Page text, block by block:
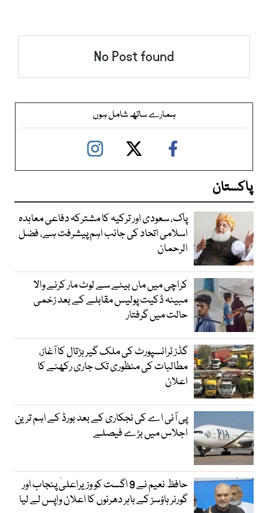
No Post found
ہمارے ساتھ شامل ہوں
پاکستان
پاک، سعودی اور ترکیہ کا مشترکہ دفاعی معاہدہ
اسلامی اتحاد کی جانب اہم پیشرفت ہے، فضل
الرحمان
کراچی میں ماں بیٹے سے لوٹ مار کرنے والا
مبینہ ڈکیت پولیس مقابلے کے بعد زخمی
حالت میں گرفتار
گڈز ٹرانسپورٹ کی ملک گیر ہڑتال کا آغاز،
مطالبات کی منظوری تک جاری رکھنے کا
اعلان
پی آئی اے کی نجکاری کے بعد بورڈ کے اہم ترین
اجلاس میں بڑے فیصلے
حافظ نعیم نے 9 اگست کو وزیراعلیٰ پنجاب اور
گورنر ہاؤسز کے باہر دھرنوں کا اعلان واپس لے لیا